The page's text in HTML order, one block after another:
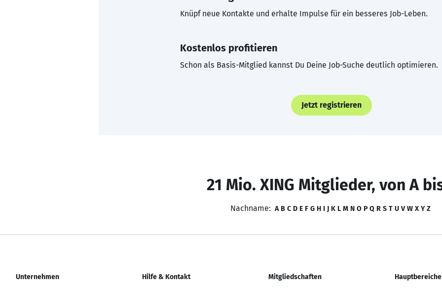
Knüpf neue Kontakte und erhalte Impulse für ein besseres Job-Leben.
Kostenlos profitieren
Schon als Basis-Mitglied kannst Du Deine Job-Suche deutlich optimieren.
Jetzt registrieren
21 Mio. XING Mitglieder, von A
Nachname: A B C D E F G H I J K L M N O P Q R S T U V W X Y Z
Unternehmen Hilfe & Kontakt Mitgliedschaften Hauptbereiche